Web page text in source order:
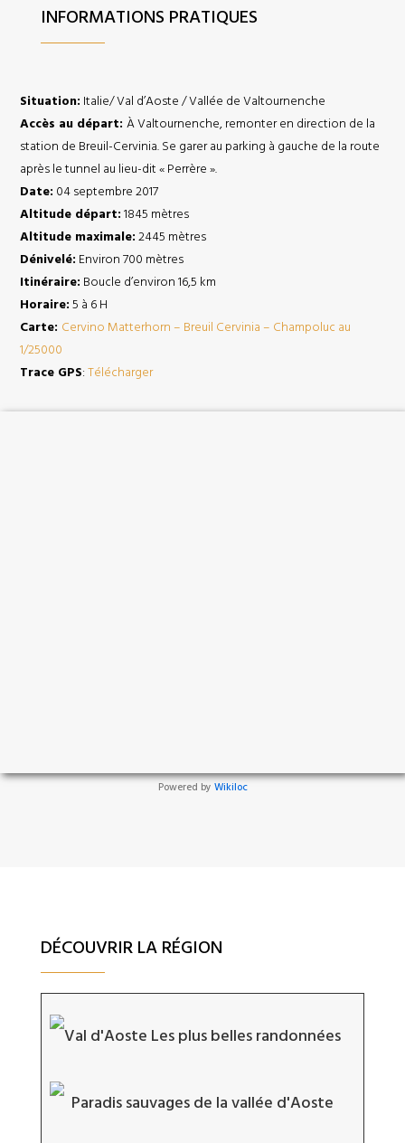
INFORMATIONS PRATIQUES
Situation: Italie/ Val d’Aoste / Vallée de Valtournenche
Accès au départ:À Valtournenche, remonter en direction de la
station de Breuil-Cervinia. Se garer au parking à gauche de la route
après le tunnel au lieu-dit « Perrère ».
Date: 04 septembre 2017
Altitude départ: 1845 mètres
Altitude maximale: 2445 mètres
Dénivelé: Environ 700 mètres
Itinéraire: Boucle d’environ 16,5 km
Horaire: 5 à 6 H
Carte: Cervino Matterhorn – Breuil Cervinia – Champoluc au
1/25000
Trace GPS:Télécharger
Powered by Wikiloc
DÉCOUVRIR LA RÉGION
Val d'Aoste Les plus belles randonnées
Paradis sauvages de la vallée d'Aoste